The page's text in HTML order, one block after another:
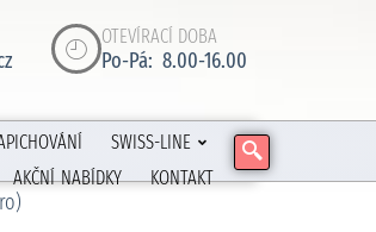
OTEVÍRACÍ DOBA
Po-Pá: 8.00-16.00
SWISS-LINE
AKČNÍ NABÍDKY
KONTAKT